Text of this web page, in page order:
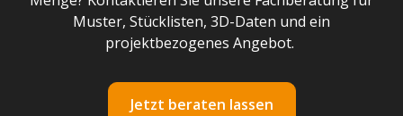
Muster, Stücklisten, 3D-Daten und ein
projektbezogenes Angebot.
Jetzt beraten lassen